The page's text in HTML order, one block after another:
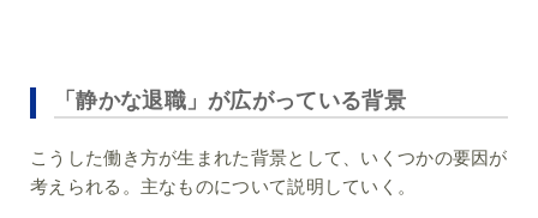
「静かな退職」が広がっている背景
こうした働き方が生まれた背景として、いくつかの要因が
考えられる。主なものについて説明していく。